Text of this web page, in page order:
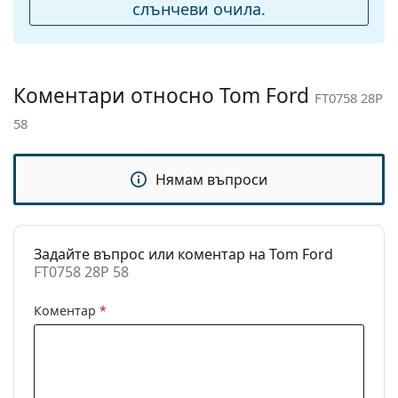
Разгледайте пълната ни гамаслънчеви очила, за да
откриете повече модели от популярни марки.
Аксесоари
Кърпичка за
почистване:
Да
Марка:
Tom Ford
Предназначение: Мода
слънчеви очила.
Коментари относно Tom Ford FT0758 28P
58
Нямам въпроси
Задайте въпрос или коментар на Tom Ford
FT0758 28P 58
Коментар *